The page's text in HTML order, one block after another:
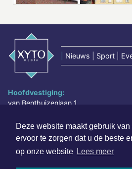
Deze website maakt gebruik
ervoor te zorgen dat u de beste
op onze website Lees meer
Nieuws | Sport |
Hoofdvestiging:
van Benthuizenlaan 1
redactie@xyto.nl
www.xyto.nl